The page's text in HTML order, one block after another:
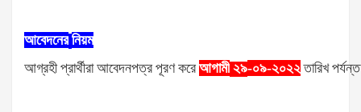
আবেদনের নিয়ম
আগ্রহী প্রার্থীরা আবেদনপত্র পূরণ করে আগামী ২৯-০৯-২০২২ তারিখ পর্যন্ত